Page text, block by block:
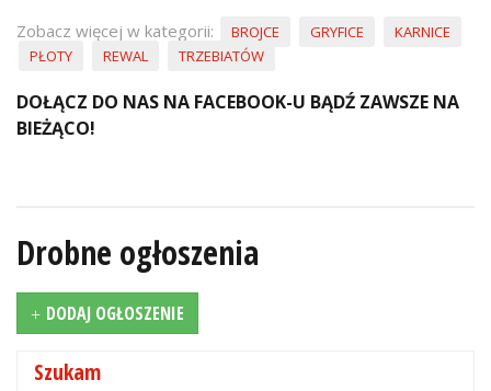
Zobacz więcej w kategorii: BROJCE GRYFICE
KARNICE
PŁOTY
REWAL TRZEBIATÓW
DOŁĄCZ DO NAS NA FACEBOOK-U BĄDŹ ZAWSZE NA
BIEŻĄCO!
Drobne ogłoszenia
DODAJ OGŁOSZENIE
Szukam